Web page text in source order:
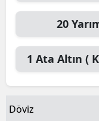
20
1 Ata Altın (
Döviz